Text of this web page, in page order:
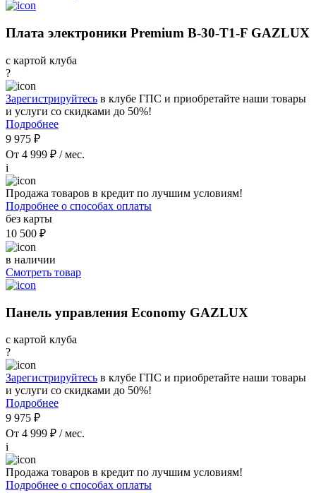
Плата электроники Premium B-30-T1-F GAZLUX
с картой клуба
?
Зарегистрируйтесь в клубе ГПС и приобретайте наши товары
и услуги со скидками до 50%!
Подробнее
9 975 ₽
От 4 999 ₽ / мес.
i
Продажа товаров в кредит по лучшим условиям!
Подробнее о способах оплаты
без карты
10 500 ₽
в наличии
Смотреть товар
Панель управления Economy GAZLUX
с картой клуба
?
Зарегистрируйтесь в клубе ГПС и приобретайте наши товары
и услуги со скидками до 50%!
Подробнее
9 975 ₽
От 4 999 ₽ / мес.
i
Продажа товаров в кредит по лучшим условиям!
Подробнее о способах оплаты